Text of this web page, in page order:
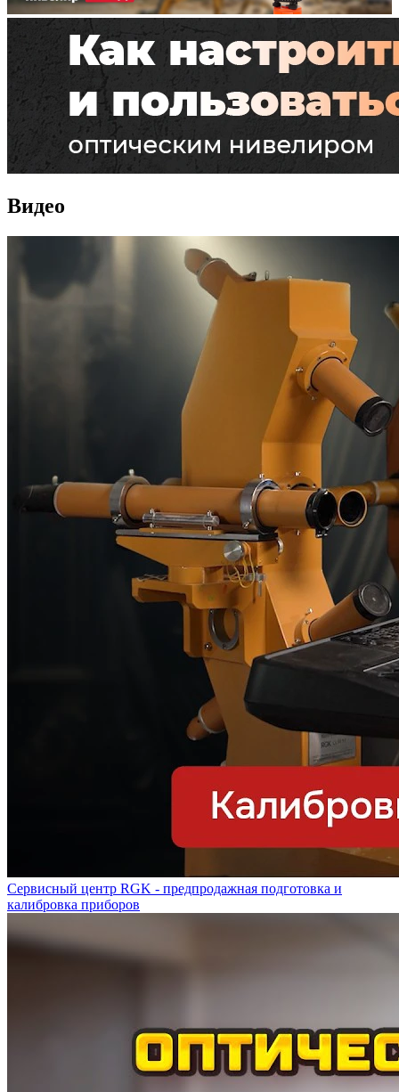
Видео
Сервисный центр RGK - предпродажная подготовка и
калибровка приборов